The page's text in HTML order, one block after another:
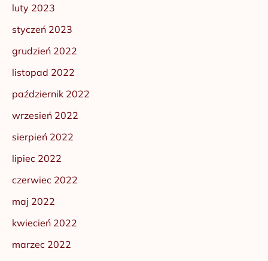
luty 2023
styczeń 2023
grudzień 2022
listopad 2022
październik 2022
wrzesień 2022
sierpień 2022
lipiec 2022
czerwiec 2022
maj 2022
kwiecień 2022
marzec 2022